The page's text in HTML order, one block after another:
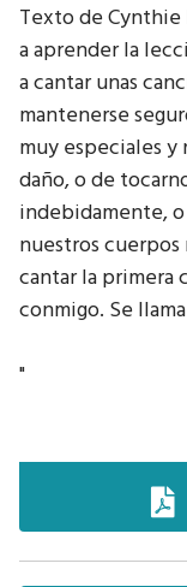
Texto de Cynthie
a aprender la
a cantar unas
mantenerse
muy especiales
daño, o de
indebidamente,
nuestros cuerpos
cantar la primera
conmigo. Se
"